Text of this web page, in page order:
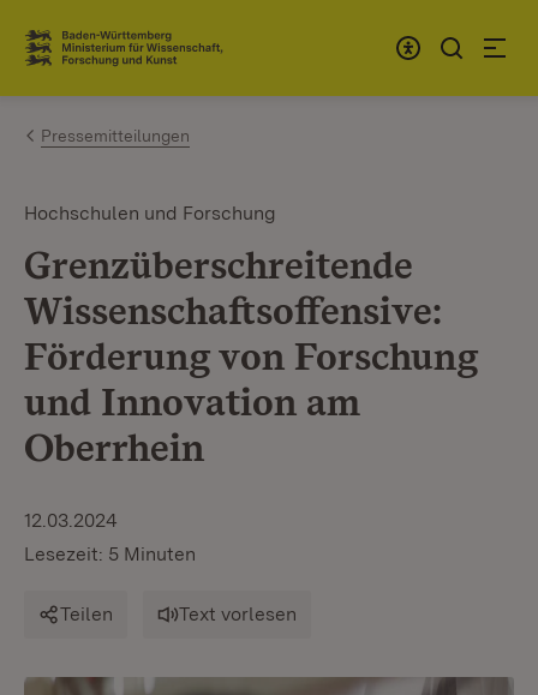
Zum Inhalt springen
Link zur Startseite
Pressemitteilungen
Hochschulen und Forschung
Grenzüberschreitende
Wissenschaftsoffensive:
Förderung von Forschung
und Innovation am
Oberrhein
12.03.2024
Lesezeit: 5 Minuten
Teilen Text vorlesen